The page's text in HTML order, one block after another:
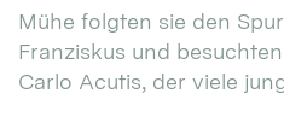
Mühe folgten sie den
Franziskus und
Carlo Acutis, der viele